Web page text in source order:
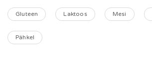
Gluteen Laktoos Mesi
Pähkel